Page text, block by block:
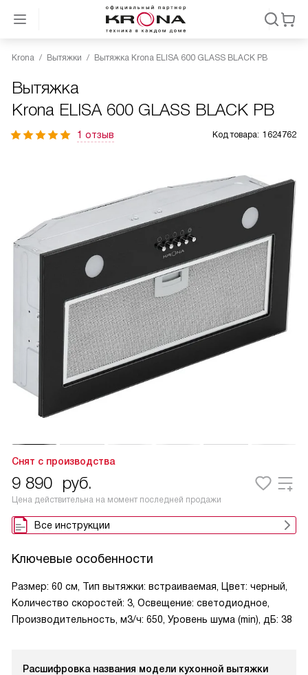
Krona Вытяжки Вытяжка Krona ELISA 600 GLASS BLACK PB
Вытяжка
Krona ELISA 600 GLASS BLACK PB
1 отзыв Код товара: 1624762
Снят с производства
9 890 руб.
Цена действительна на момент последней продажи
Все инструкции
Ключевые особенности
Размер: 60 см, Тип вытяжки: встраиваемая, Цвет: черный,
Количество скоростей: 3, Освещение: светодиодное,
Производительность, м3/ч: 650, Уровень шума (min), дБ: 38
Расшифровка названия модели кухонной вытяжки